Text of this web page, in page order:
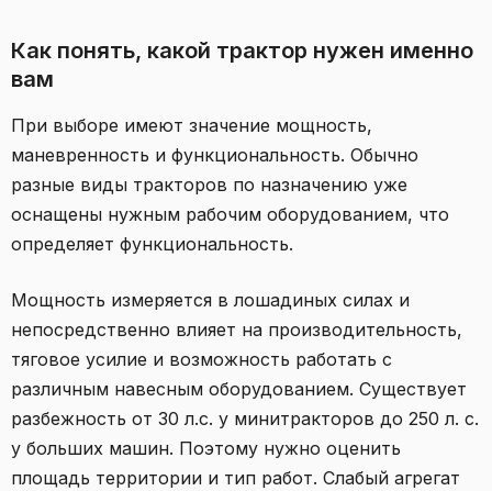
Как понять, какой трактор нужен именно
вам
При выборе имеют значение мощность,
маневренность и функциональность. Обычно
разные виды тракторов по назначению уже
оснащены нужным рабочим оборудованием, что
определяет функциональность.
Мощность измеряется в лошадиных силах и
непосредственно влияет на производительность,
тяговое усилие и возможность работать с
различным навесным оборудованием. Существует
разбежность от 30 л.с. у минитракторов до 250 л. с.
у больших машин. Поэтому нужно оценить
площадь территории и тип работ. Слабый агрегат